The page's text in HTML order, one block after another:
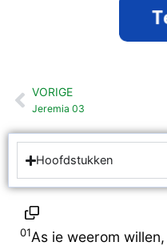
Vorige
VORIGE
Jeremia 03
Hoofdstukken
01As ie weerom